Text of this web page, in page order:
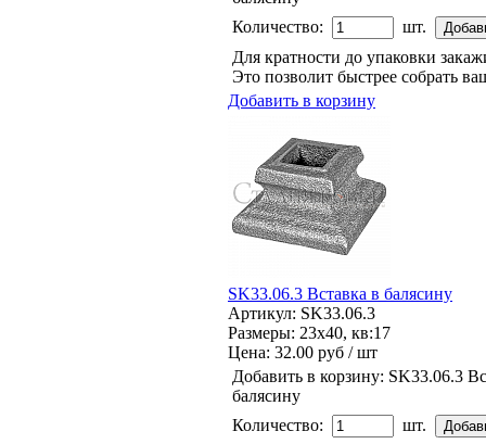
Количество:
шт.
Для кратности до упаковки
Это позволит быстрее собрать
Добавить в корзину
SK33.06.3 Вставка в балясину
Артикул: SK33.06.3
Размеры: 23x40, кв:17
Цена: 32.00 руб / шт
Добавить в корзину: SK33.06.3
балясину
Количество:
шт.